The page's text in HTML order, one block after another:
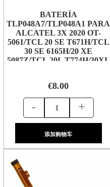
BATERÍA
TLP048A7/TLP048A1 PARA
ALCATEL 3X 2020 OT-
5061/TCL 20 SE T671H/TCL
30 SE 6165H/20 XE
5087Z/TCL 20L T774H/30XL
€8.00
- +
添加购物车